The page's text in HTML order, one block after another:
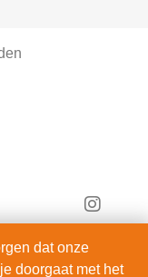
van
dat onze
doorgaat met het